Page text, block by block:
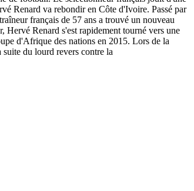
Renard va rebondir en Côte d'Ivoire. Passé par
français de 57 ans a trouvé un nouveau
Hervé Renard s'est rapidement tourné vers une
d'Afrique des nations en 2015. Lors de la
du lourd revers contre la